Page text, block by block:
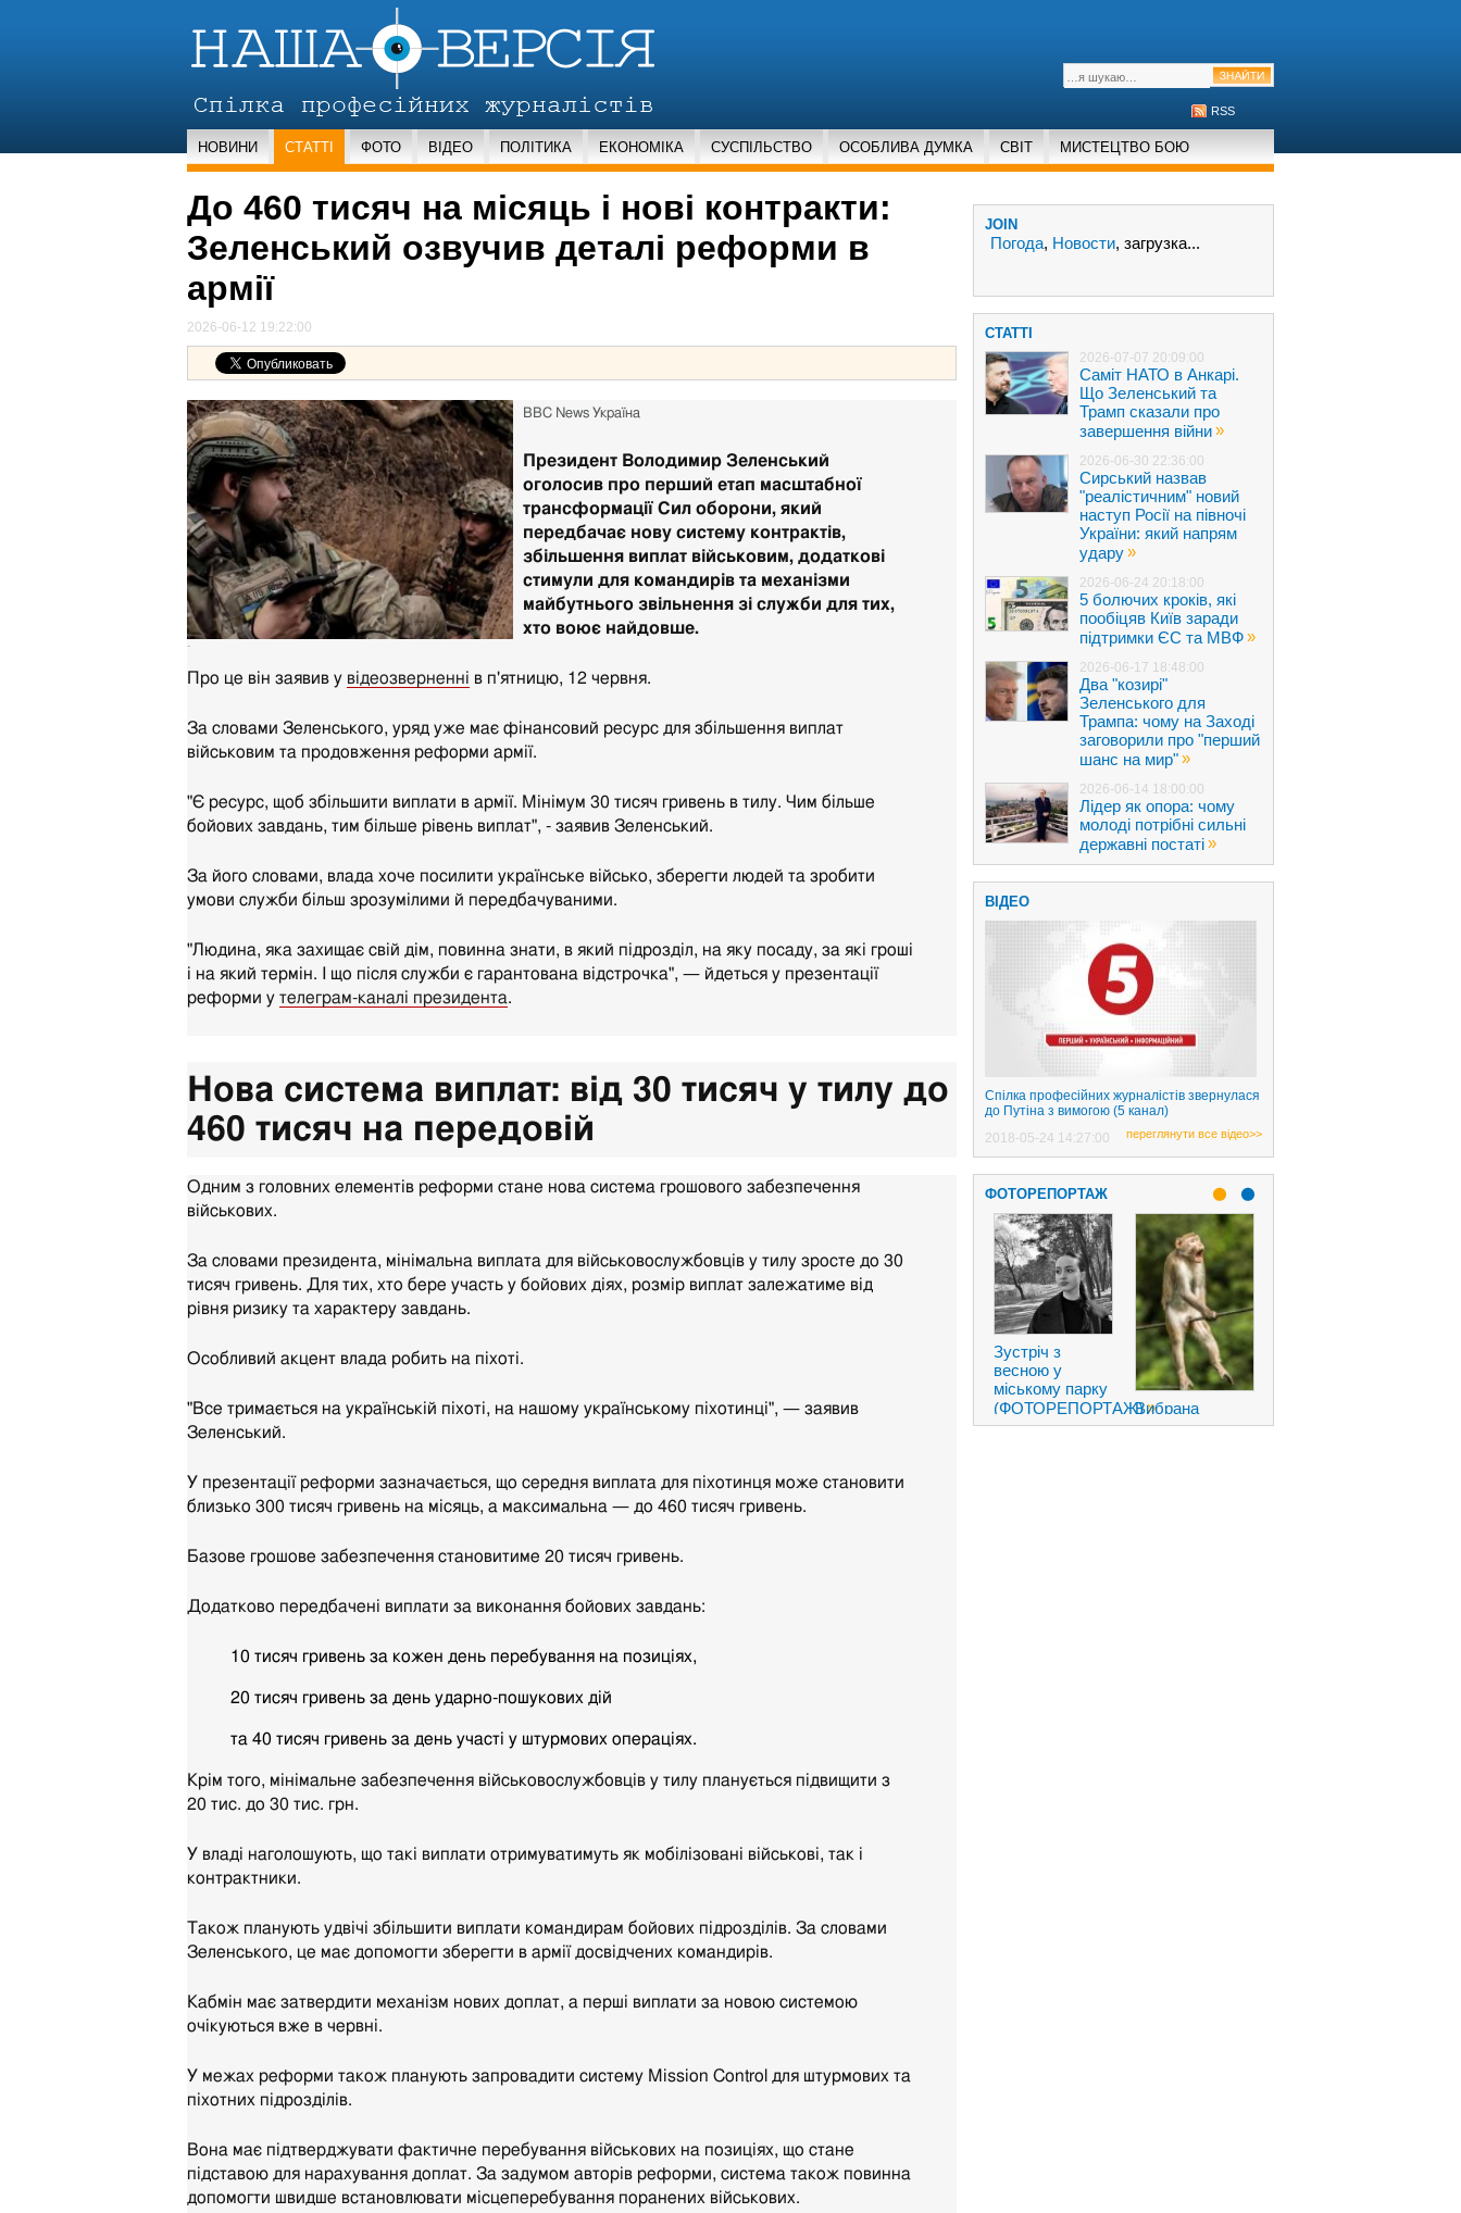
RSS
НОВИНИ СТАТТІ ФОТО ВІДЕО ПОЛІТИКА ЕКОНОМІКА СУСПІЛЬСТВО ОСОБЛИВА ДУМКА СВІТ МИСТЕЦТВО БОЮ
До 460 тисяч на місяць і нові контракти:
Зеленський озвучив деталі реформи в
армії
2026-06-12 19:22:00
-
ВВС News Україна
Published
Президент Володимир Зеленський
оголосив про перший етап масштабної
трансформації Сил оборони, який
передбачає нову систему контрактів,
збільшення виплат військовим, додаткові
стимули для командирів та механізми
майбутнього звільнення зі служби для тих,
хто воює найдовше.
Про це він заявив у відеозверненні в п'ятницю, 12 червня.
За словами Зеленського, уряд уже має фінансовий ресурс для збільшення виплат
військовим та продовження реформи армії.
"Є ресурс, щоб збільшити виплати в армії. Мінімум 30 тисяч гривень в тилу. Чим більше
бойових завдань, тим більше рівень виплат", - заявив Зеленський.
За його словами, влада хоче посилити українське військо, зберегти людей та зробити
умови служби більш зрозумілими й передбачуваними.
"Людина, яка захищає свій дім, повинна знати, в який підрозділ, на яку посаду, за які гроші
і на який термін. І що після служби є гарантована відстрочка", — йдеться у презентації
реформи у телеграм-каналі президента.
Нова система виплат: від 30 тисяч у тилу до
460 тисяч на передовій
Одним з головних елементів реформи стане нова система грошового забезпечення
військових.
За словами президента, мінімальна виплата для військовослужбовців у тилу зросте до 30
тисяч гривень. Для тих, хто бере участь у бойових діях, розмір виплат залежатиме від
рівня ризику та характеру завдань.
Особливий акцент влада робить на піхоті.
"Все тримається на українській піхоті, на нашому українському піхотинці", — заявив
Зеленський.
У презентації реформи зазначається, що середня виплата для піхотинця може становити
близько 300 тисяч гривень на місяць, а максимальна — до 460 тисяч гривень.
Базове грошове забезпечення становитиме 20 тисяч гривень.
Додатково передбачені виплати за виконання бойових завдань:
10 тисяч гривень за кожен день перебування на позиціях,
20 тисяч гривень за день ударно-пошукових дій
та 40 тисяч гривень за день участі у штурмових операціях.
Крім того, мінімальне забезпечення військовослужбовців у тилу планується підвищити з
20 тис. до 30 тис. грн.
У владі наголошують, що такі виплати отримуватимуть як мобілізовані військові, так і
контрактники.
Також планують удвічі збільшити виплати командирам бойових підрозділів. За словами
Зеленського, це має допомогти зберегти в армії досвідчених командирів.
Кабмін має затвердити механізм нових доплат, а перші виплати за новою системою
очікуються вже в червні.
У межах реформи також планують запровадити систему Mission Control для штурмових та
піхотних підрозділів.
Вона має підтверджувати фактичне перебування військових на позиціях, що стане
підставою для нарахування доплат. За задумом авторів реформи, система також повинна
допомогти швидше встановлювати місцеперебування поранених військових.
JOIN
Погода, Новости, загрузка...
СТАТТІ
2026-07-07 20:09:00
Саміт НАТО в Анкарі.
Що Зеленський та
Трамп сказали про
завершення війни»
2026-06-30 22:36:00
Сирський назвав
"реалістичним" новий
наступ Росії на півночі
України: який напрям
удару»
2026-06-24 20:18:00
5 болючих кроків, які
пообіцяв Київ заради
підтримки ЄС та МВФ»
2026-06-17 18:48:00
Два "козирі"
Зеленського для
Трампа: чому на Заході
заговорили про "перший
шанс на мир"»
2026-06-14 18:00:00
Лідер як опора: чому
молоді потрібні сильні
державні постаті»
ВІДЕО
Спілка професійних журналістів звернулася
до Путіна з вимогою (5 канал)
2018-05-24 14:27:00
переглянути все відео>>
ФОТОРЕПОРТАЖ
2023-04-17
(ФОТОРЕПОРТАЖ)»
Вибрана
найсмішніша
Новый пикап
Tesla
Cybertruck
породил
смешные
фотожабы»
2019-11-23